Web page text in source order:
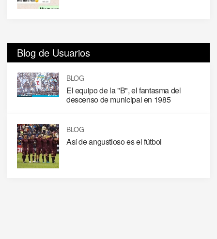
Blog de Usuarios
BLOG
El equipo de la "B", el fantasma del
descenso de municipal en 1985
BLOG
Así de angustioso es el fútbol